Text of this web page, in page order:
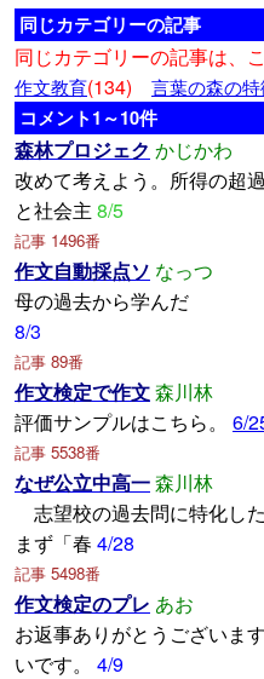
同じカテゴリーの記事
同じカテゴリーの記事は、
作文教育(134) 言葉の森の
コメント1～10件
森林プロジェク かじかわ
改めて考えよう。所得の超
と社会主 8/5
記事 1496番
作文自動採点ソ なっつ
母の過去から学んだ
8/3
記事 89番
作文検定で作文森川林
評価サンプルはこちら。 6/
記事 5538番
なぜ公立中高一森川林
志望校の過去問に特化し
まず「春 4/28
記事 5498番
作文検定のプレ あお
お返事ありがとうございま
いです。
4/9